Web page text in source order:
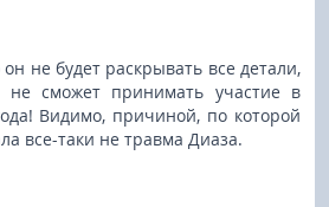
не будет раскрывать все детали,
сможет принимать участие в
Видимо, причиной, по которой
все-таки не травма Диаза.